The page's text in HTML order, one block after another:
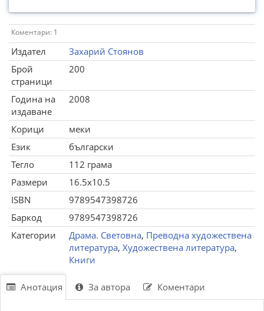
Коментари: 1
Издател
Захарий Стоянов
Брой
страници
200
Година на
издаване
2008
Корици
меки
Език
български
Тегло
112 грама
Размери
16.5x10.5
ISBN
9789547398726
Баркод
9789547398726
Категории
Драма. Световна, Преводна художествена
литература, Художествена литература,
Книги
Анотация За автора Коментари